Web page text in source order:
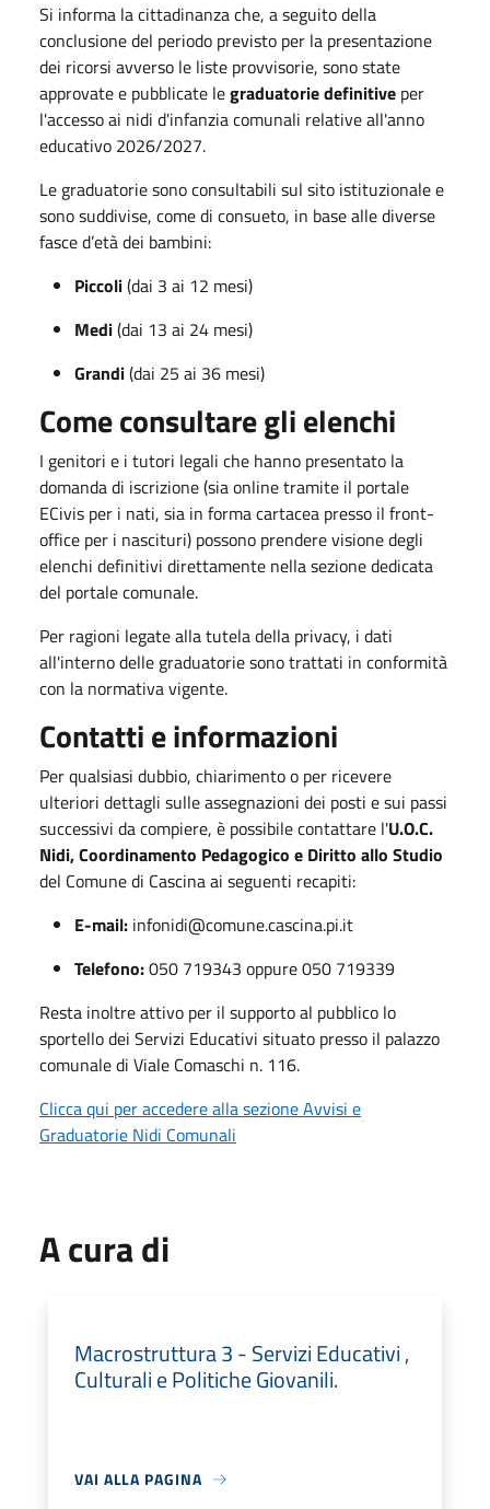
Si informa la cittadinanza che, a seguito della
conclusione del periodo previsto per la presentazione
dei ricorsi avverso le liste provvisorie, sono state
approvate e pubblicate legraduatorie definitive per
l'accesso ai nidi d'infanzia comunali relative all'anno
educativo 2026/2027.
Le graduatorie sono consultabili sul sito istituzionale e
sono suddivise, come di consueto, in base alle diverse
fasce d’età dei bambini:
Piccoli(dai 3 ai 12 mesi)
Medi(dai 13 ai 24 mesi)
Grandi(dai 25 ai 36 mesi)
Come consultare gli elenchi
I genitori e i tutori legali che hanno presentato la
domanda di iscrizione (sia online tramite il portale
ECivis per i nati, sia in forma cartacea presso il front-
office per i nascituri) possono prendere visione degli
elenchi definitivi direttamente nella sezione dedicata
del portale comunale.
Per ragioni legate alla tutela della privacy, i dati
all'interno delle graduatorie sono trattati in conformità
con la normativa vigente.
Contatti e informazioni
Per qualsiasi dubbio, chiarimento o per ricevere
ulteriori dettagli sulle assegnazioni dei posti e sui passi
successivi da compiere, è possibile contattare l'U.O.C.
Nidi, Coordinamento Pedagogico e Diritto allo Studio
del Comune di Cascina ai seguenti recapiti:
E-mail: infonidi@comune.cascina.pi.it
Telefono:050 719343 oppure 050 719339
Resta inoltre attivo per il supporto al pubblico lo
sportello dei Servizi Educativi situato presso il palazzo
comunale di Viale Comaschi n. 116.
Clicca qui per accedere alla sezione Avvisi e
Graduatorie Nidi Comunali
A cura di
Macrostruttura 3 - Servizi Educativi ,
Culturali e Politiche Giovanili.
VAI ALLA PAGINA